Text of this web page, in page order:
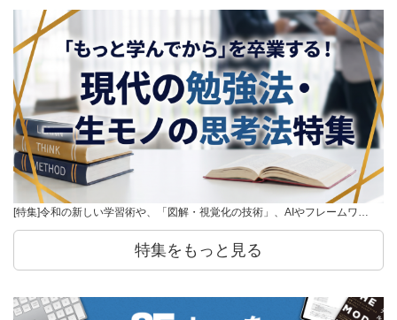
[特集]令和の新しい学習術や、「図解・視覚化の技術」、AIやフレームワ…
特集をもっと見る